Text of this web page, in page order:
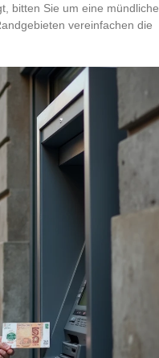
bitten Sie um eine mündliche
vereinfachen die